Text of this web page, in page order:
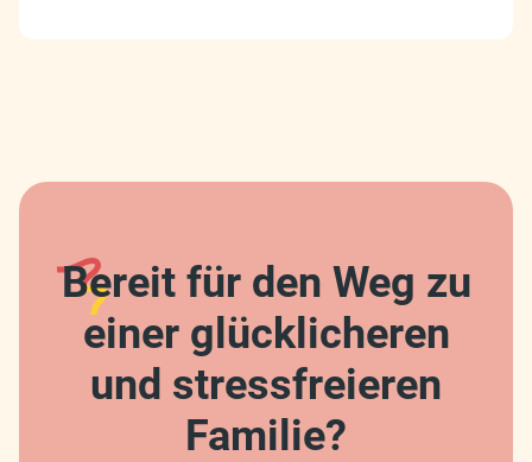
Bereit für den Weg zu
einer glücklicheren
und stressfreieren
Familie?